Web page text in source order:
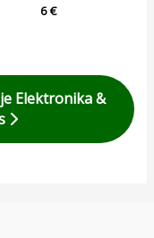
6€
Elektronika &